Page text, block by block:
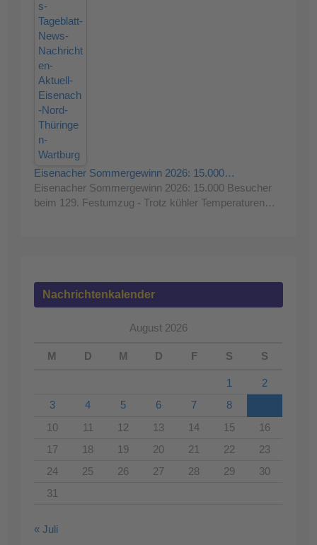
Eisenacher Sommergewinn 2026: 15.000…
Eisenacher Sommergewinn 2026: 15.000 Besucher
beim 129. Festumzug - Trotz kühler Temperaturen…
Nachrichtenkalender
August 2026
M D M D F S S
1
2
3
4 5 6 7 8
10
11 12 13 14 15
16
17
18 19 20 21 22
23
24
25 26 27 28 29
30
31
« Juli